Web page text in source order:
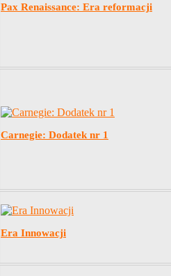
Pax Renaissance: Era reformacji
Carnegie: Dodatek nr 1
Era Innowacji